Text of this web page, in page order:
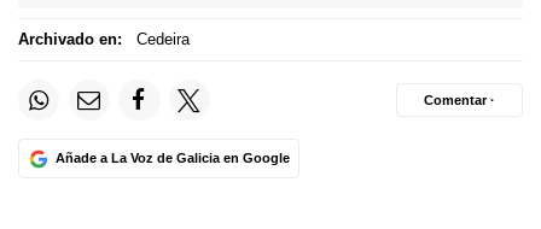
Archivado en: Cedeira
Añade a La Voz de Galicia en Google
Comentar ·